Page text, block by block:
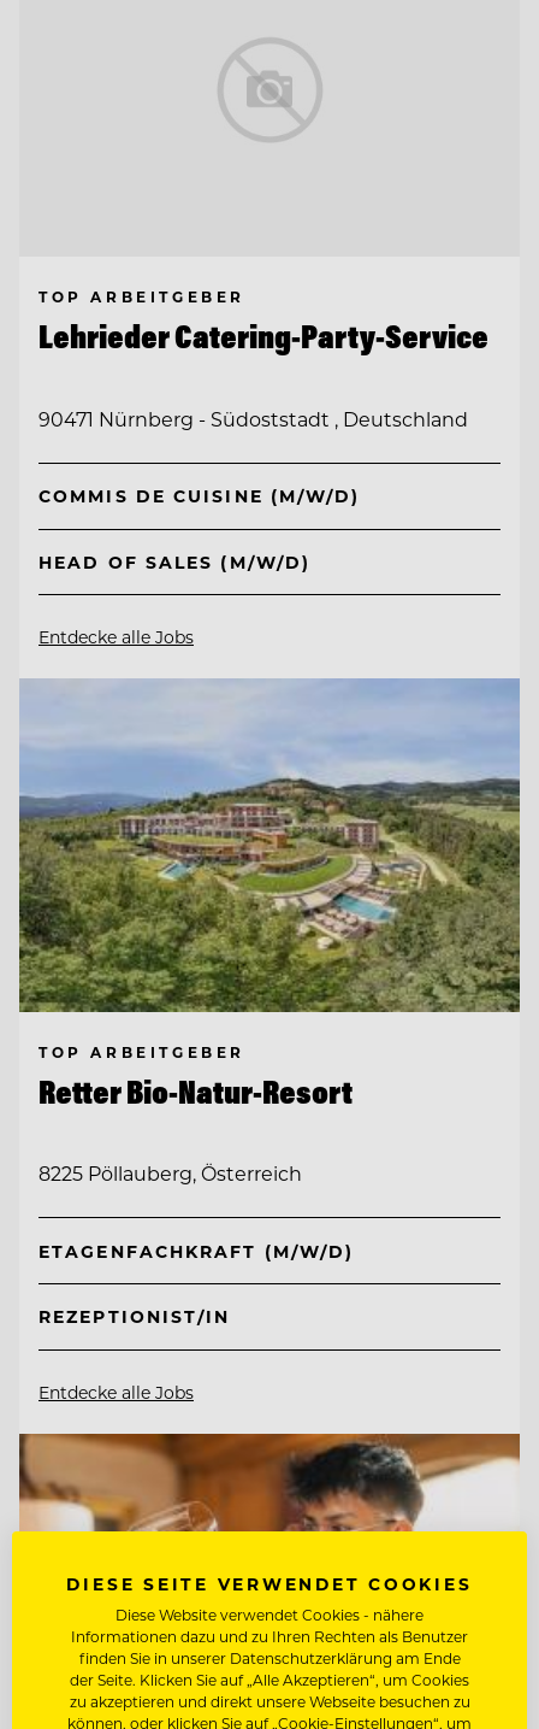
TOP ARBEITGEBER
Lehrieder Catering-Party-Service
90471 Nürnberg - Südoststadt , Deutschland
COMMIS DE CUISINE (M/W/D)
HEAD OF SALES (M/W/D)
Entdecke alle Jobs
TOP ARBEITGEBER
Retter Bio-Natur-Resort
8225 Pöllauberg, Österreich
ETAGENFACHKRAFT (M/W/D)
REZEPTIONIST/IN
Entdecke alle Jobs
DIESE SEITE VERWENDET COOKIES
Diese Website verwendet Cookies - nähere
Informationen dazu und zu Ihren Rechten als Benutzer
finden Sie in unserer Datenschutzerklärung am Ende
der Seite. Klicken Sie auf „Alle Akzeptieren“, um Cookies
zu akzeptieren und direkt unsere Webseite besuchen zu
können, oder klicken Sie auf „Cookie-Einstellungen“, um